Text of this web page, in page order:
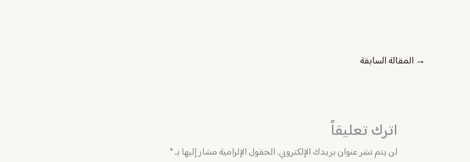
→ المقالة السابقة
اترك تعليقاً
لن يتم نشر عنوان بريدك الإلكتروني.الحقول الإلزامية مشار إليها بـ*